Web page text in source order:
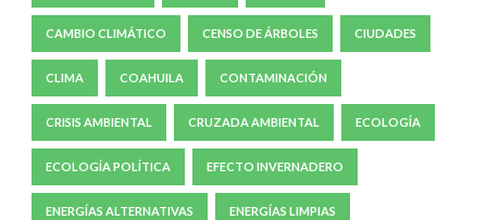
CAMBIO CLIMÁTICO CENSO DE ÁRBOLES CIUDADES
CLIMA COAHUILA CONTAMINACIÓN
CRISIS AMBIENTAL CRUZADA AMBIENTAL ECOLOGÍA
ECOLOGÍA POLÍTICA EFECTO INVERNADERO
ENERGÍAS ALTERNATIVAS ENERGÍAS LIMPIAS